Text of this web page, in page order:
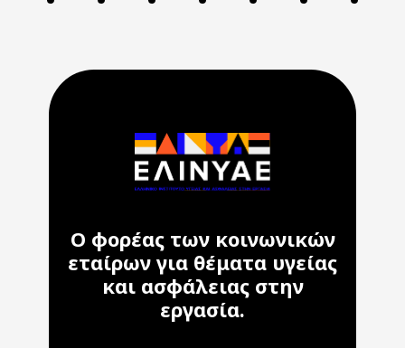
Ο φορέας των κοινωνικών
εταίρων για θέματα υγείας
και ασφάλειας στην
εργασία.